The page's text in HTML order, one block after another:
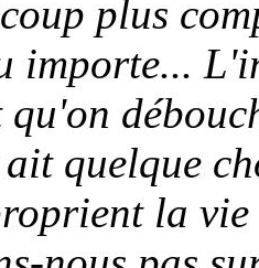
plus
importe...
quelque
la